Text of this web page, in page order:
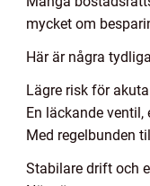
mycket om
Här är några
Lägre risk för
En läckande
Med regelbunden
Stabilare drift och